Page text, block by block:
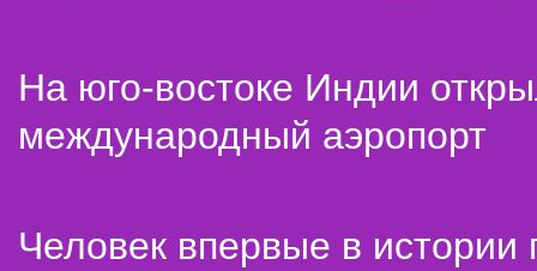
На юго-востоке Индии
международный аэропорт
Человек впервые в истории